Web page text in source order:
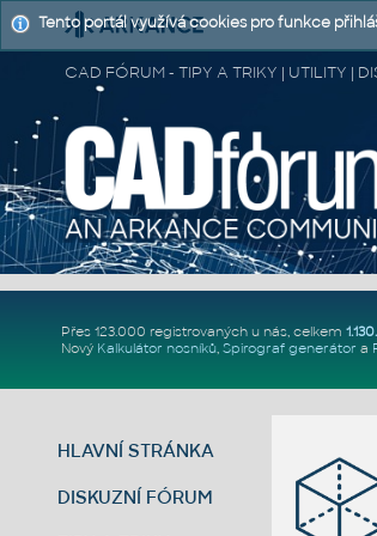
CAD FÓRUM - TIPY A TRIKY | UTILITY |
Přes 123.000 registrovaných u nás, celkem
Nový Kalkulátor nosníků, Spirograf generátor a
HLAVNÍ STRÁNKA
DISKUZNÍ FÓRUM
Tento portál využívá cookies pro funkce